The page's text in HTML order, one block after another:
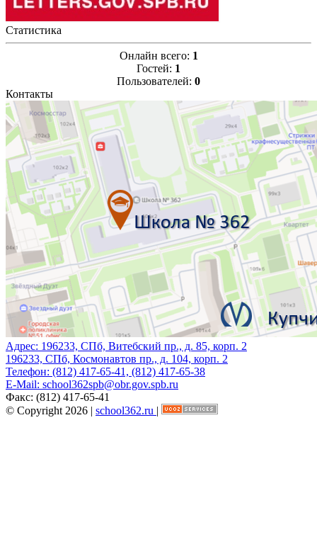
Статистика
Онлайн всего: 1
Гостей: 1
Пользователей: 0
Контакты
Адрес: 196233, СПб, Витебский пр., д. 85, корп. 2
196233, СПб, Космонавтов пр., д. 104, корп. 2
Телефон: (812) 417-65-41, (812) 417-65-38
E-Mail: school362spb@obr.gov.spb.ru
Факс: (812) 417-65-41
© Copyright 2026 | school362.ru |